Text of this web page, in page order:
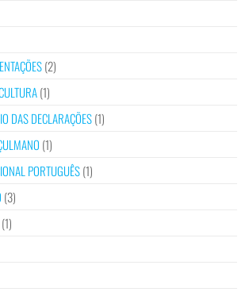
(2)
(1)
DAS DECLARAÇÕES(1)
(1)
PORTUGUÊS(1)
(3)
(1)